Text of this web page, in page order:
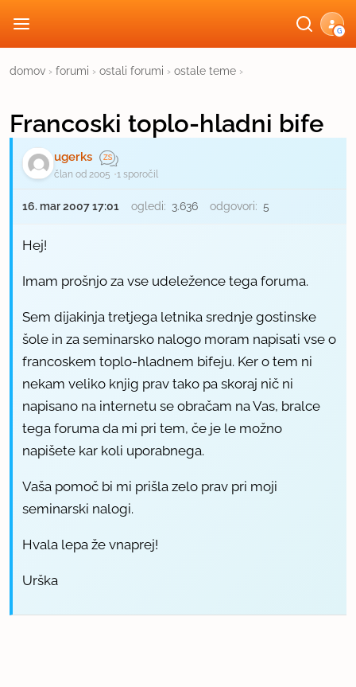
G
domov › forumi › ostali forumi › ostale teme ›
Francoski toplo-hladni bife
ugerks
član od 2005 1 sporočil
16. mar 2007 17:01 ogledi: 3.636 odgovori: 5
Hej!
Imam prošnjo za vse udeležence tega foruma.
Sem dijakinja tretjega letnika srednje gostinske
šole in za seminarsko nalogo moram napisati vse o
francoskem toplo-hladnem bifeju. Ker o tem ni
nekam veliko knjig prav tako pa skoraj nič ni
napisano na internetu se obračam na Vas, bralce
tega foruma da mi pri tem, če je le možno
napišete kar koli uporabnega.
Vaša pomoč bi mi prišla zelo prav pri moji
seminarski nalogi.
Hvala lepa že vnaprej!
Urška